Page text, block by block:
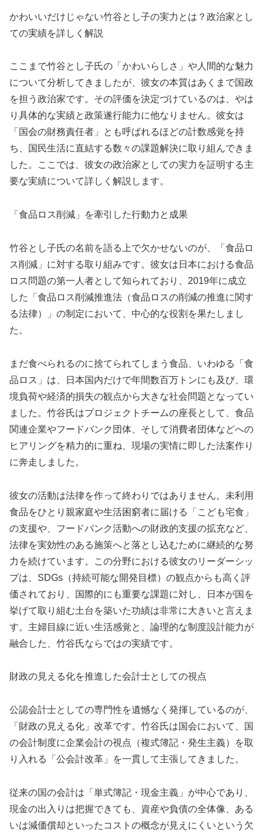
かわいいだけじゃない竹谷とし子の実力とは？政治家とし
ての実績を詳しく解説
ここまで竹谷とし子氏の「かわいらしさ」や人間的な魅力
について分析してきましたが、彼女の本質はあくまで国政
を担う政治家です。その評価を決定づけているのは、やは
り具体的な実績と政策遂行能力に他なりません。彼女は
「国会の財務責任者」とも呼ばれるほどの計数感覚を持
ち、国民生活に直結する数々の課題解決に取り組んできま
した。ここでは、彼女の政治家としての実力を証明する主
要な実績について詳しく解説します。
「食品ロス削減」を牽引した行動力と成果
竹谷とし子氏の名前を語る上で欠かせないのが、「食品ロ
ス削減」に対する取り組みです。彼女は日本における食品
ロス問題の第一人者として知られており、2019年に成立
した「食品ロス削減推進法（食品ロスの削減の推進に関す
る法律）」の制定において、中心的な役割を果たしまし
た。
まだ食べられるのに捨てられてしまう食品、いわゆる「食
品ロス」は、日本国内だけで年間数百万トンにも及び、環
境負荷や経済的損失の観点から大きな社会問題となってい
ました。竹谷氏はプロジェクトチームの座長として、食品
関連企業やフードバンク団体、そして消費者団体などへの
ヒアリングを精力的に重ね、現場の実情に即した法案作り
に奔走しました。
彼女の活動は法律を作って終わりではありません。未利用
食品をひとり親家庭や生活困窮者に届ける「こども宅食」
の支援や、フードバンク活動への財政的支援の拡充など、
法律を実効性のある施策へと落とし込むために継続的な努
力を続けています。この分野における彼女のリーダーシッ
プは、SDGs（持続可能な開発目標）の観点からも高く評
価されており、国際的にも重要な課題に対し、日本が国を
挙げて取り組む土台を築いた功績は非常に大きいと言えま
す。主婦目線に近い生活感覚と、論理的な制度設計能力が
融合した、竹谷氏ならではの実績です。
財政の見える化を推進した会計士としての視点
公認会計士としての専門性を遺憾なく発揮しているのが、
「財政の見える化」改革です。竹谷氏は国会において、国
の会計制度に企業会計の視点（複式簿記・発生主義）を取
り入れる「公会計改革」を一貫して主張してきました。
従来の国の会計は「単式簿記・現金主義」が中心であり、
現金の出入りは把握できても、資産や負債の全体像、ある
いは減価償却といったコストの概念が見えにくいという欠